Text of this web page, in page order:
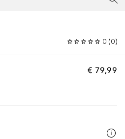
0 (0)
€ 79,99